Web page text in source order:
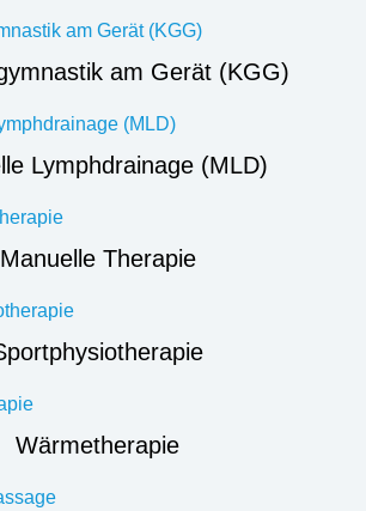
am Gerät (KGG)
Lymphdrainage (MLD)
Manuelle Therapie
Wärmetherapie